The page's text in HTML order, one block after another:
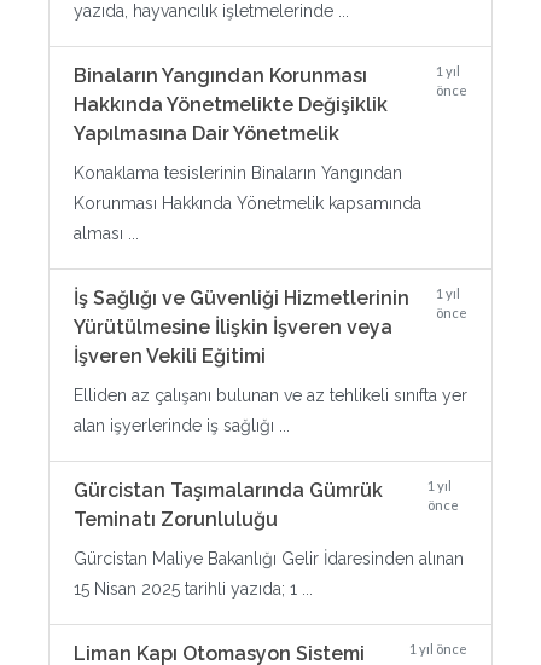
yazıda, hayvancılık işletmelerinde ...
Binaların Yangından Korunması
Hakkında Yönetmelikte Değişiklik
Yapılmasına Dair Yönetmelik
1 yıl
önce
Konaklama tesislerinin Binaların Yangından
Korunması Hakkında Yönetmelik kapsamında
alması ...
İş Sağlığı ve Güvenliği Hizmetlerinin
Yürütülmesine İlişkin İşveren veya
İşveren Vekili Eğitimi
1 yıl
önce
Elliden az çalışanı bulunan ve az tehlikeli sınıfta yer
alan işyerlerinde iş sağlığı ...
Gürcistan Taşımalarında Gümrük
Teminatı Zorunluluğu
1 yıl
önce
Gürcistan Maliye Bakanlığı Gelir İdaresinden alınan
15 Nisan 2025 tarihli yazıda; 1 ...
Liman Kapı Otomasyon Sistemi 1 yıl önce